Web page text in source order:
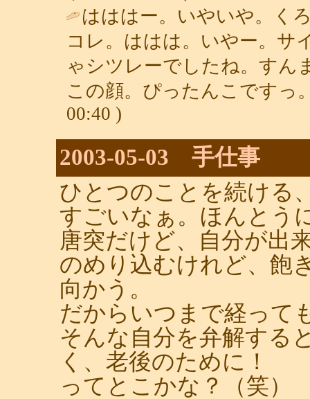
はははー。いやいや。く
コレ。ははは。いやー。サ
ゃシツレーでしたね。すん
この顔。ぴったんこですっ
00:40 )
2003-05-03 手仕事
ひとつのことを続ける
すごいなぁ。ほんとう
唐突だけど、自分が出
のめり込むけれど、飽
向かう。
だからいつまで経って
そんな自分を弁解する
く、老後のために！
ってとこかな？（笑）